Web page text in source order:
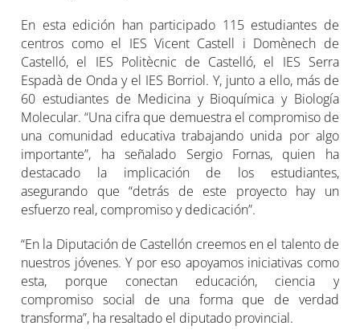
En esta edición han participado 115 estudiantes de
centros como el IES Vicent Castell i Domènech de
Castelló, el IES Politècnic de Castelló, el IES Serra
Espadà de Onda y el IES Borriol. Y, junto a ello, más de
60 estudiantes de Medicina y Bioquímica y Biología
Molecular. “Una cifra que demuestra el compromiso de
una comunidad educativa trabajando unida por algo
importante”, ha señalado Sergio Fornas, quien ha
destacado la implicación de los estudiantes,
asegurando que “detrás de este proyecto hay un
esfuerzo real, compromiso y dedicación”.
“En la Diputación de Castellón creemos en el talento de
nuestros jóvenes. Y por eso apoyamos iniciativas como
esta, porque conectan educación, ciencia y
compromiso social de una forma que de verdad
transforma”, ha resaltado el diputado provincial.